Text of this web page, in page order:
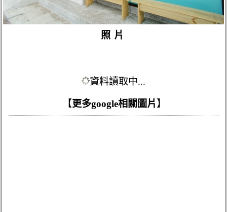
照片
資料讀取中...
【更多google相關圖片 】